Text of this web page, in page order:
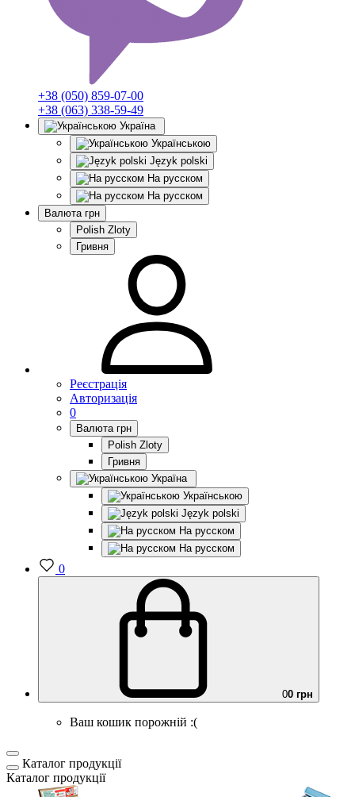
+38 (050) 859-07-00
+38 (063) 338-59-49
Україна
Українською
Język polski
На русском
На русском
Валюта грн
Polish Zloty
Гривня
Реєстрація
Авторизація
0
Валюта грн
Polish Zloty
Гривня
Україна
Українською
Język polski
На русском
На русском
0
00 грн
Ваш кошик порожній :(
Каталог продукції
Каталог продукції